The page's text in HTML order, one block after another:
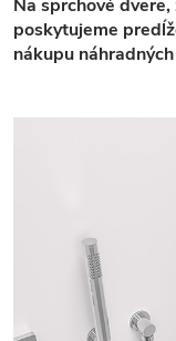
Na sprchové
poskytujeme
nákupu